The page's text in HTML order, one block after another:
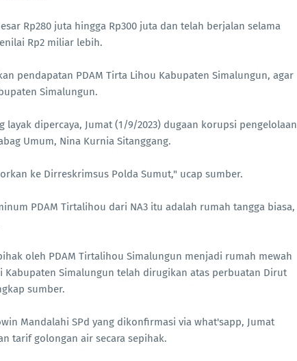
Rp280 juta hingga Rp300 juta dan telah berjalan selama
Rp2 miliar lebih.
pendapatan PDAM Tirta Lihou Kabupaten Simalungun, agar
Simalungun.
dipercaya, Jumat (1/9/2023) dugaan korupsi pengelolaan
Umum, Nina Kurnia Sitanggang.
ke Dirreskrimsus Polda Sumut," ucap sumber.
PDAM Tirtalihou dari NA3 itu adalah rumah tangga biasa,
oleh PDAM Tirtalihou Simalungun menjadi rumah mewah
Kabupaten Simalungun telah dirugikan atas perbuatan Dirut
sumber.
Mandalahi SPd yang dikonfirmasi via what'sapp, Jumat
tarif golongan air secara sepihak.